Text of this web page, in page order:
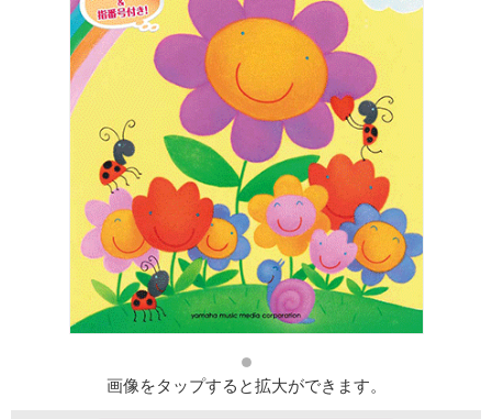
画像をタップすると拡大ができます。